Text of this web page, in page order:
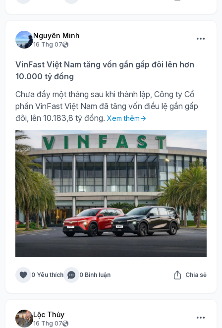
Nguyên Minh
16 Thg 07
VinFast Việt Nam tăng vốn gần gấp đôi lên hơn
10.000 tỷ đồng
Chưa đầy một tháng sau khi thành lập, Công ty Cổ
phần VinFast Việt Nam đã tăng vốn điều lệ gần gấp
đôi, lên 10.183,8 tỷ đồng. Xem thêm
0 Yêu thích 0 Bình luận Chia sẻ
Lộc Thủy
16 Thg 07